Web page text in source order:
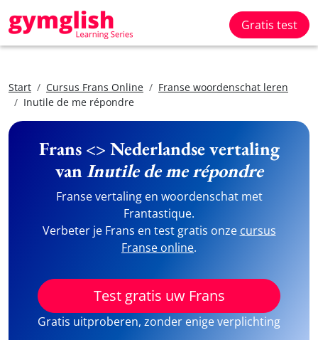
Gratis test
Start Cursus Frans Online
Franse woordenschat leren
Inutile de me répondre
Frans <> Nederlandse vertaling
vanInutile de me répondre
Franse vertaling en woordenschat met
Frantastique.
Verbeter je Frans en test gratis onze cursus
Franse online.
Test gratis uw Frans
Gratis uitproberen, zonder enige verplichting